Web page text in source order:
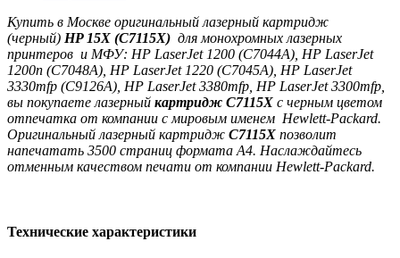
Купить в Москве оригинальный лазерный картридж
(черный) HP 15X (C7115X) для монохромных лазерных
принтеров и МФУ: HP LaserJet 1200 (C7044A), HP LaserJet
1200n (C7048A), HP LaserJet 1220 (C7045A), HP LaserJet
3330mfp (C9126A), HP LaserJet 3380mfp, HP LaserJet 3300mfp,
вы покупаете лазерный картридж C7115X с черным цветом
отпечатка от компании с мировым именем Hewlett-Packard.
Оригинальный лазерный картридж C7115X позволит
напечатать 3500 страниц формата A4. Наслаждайтесь
отменным качеством печати от компании Hewlett-Packard.
Технические характеристики